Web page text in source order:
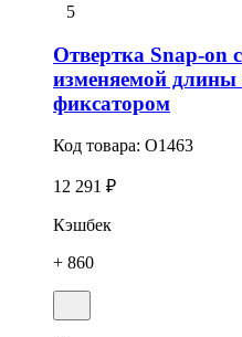
5
Отвертка Snap-on
изменяемой длины
фиксатором
Код товара: O1463
12 291 ₽
Кэшбек
+ 860